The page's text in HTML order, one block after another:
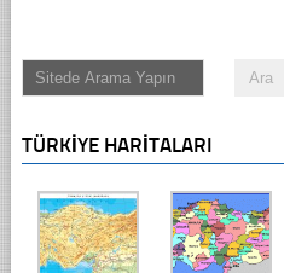
TÜRKIYE HARITALARI